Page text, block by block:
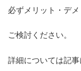
必ずメリット・デ
ご検討ください。
詳細については記